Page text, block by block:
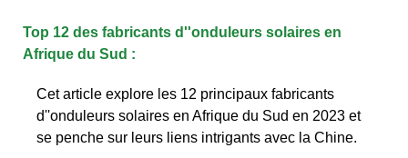
Top 12 des fabricants d''onduleurs solaires en
Afrique du Sud :
Cet article explore les 12 principaux fabricants
d''onduleurs solaires en Afrique du Sud en 2023 et
se penche sur leurs liens intrigants avec la Chine.